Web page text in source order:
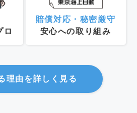
ロ
賠償対応・秘密厳守
安心への取り組み
理由を詳しく見る